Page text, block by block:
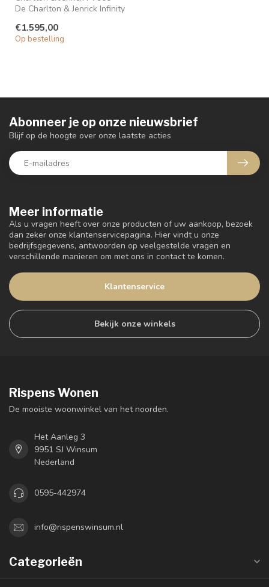
De Charlton & Jenrick Infinity
€1.595,00
Op bestelling
Meer informatie
Als u vragen heeft over onze producten of uw aankoop, bezoek
dan zeker onze klantenservicepagina. Hier vindt u onze
bedrijfsgegevens, antwoorden op veelgestelde vragen en
verschillende manieren om met ons in contact te komen.
Klantenservice
Bekijk onze winkels
Abonneer je op onze nieuwsbrief
Blijf op de hoogte over onze laatste acties
Rispens Wonen
De mooiste woonwinkel van het noorden.
Het Aanleg 3
9951 SJ Winsum
Nederland
0595-442974
info@rispenswinsum.nl
Categorieën